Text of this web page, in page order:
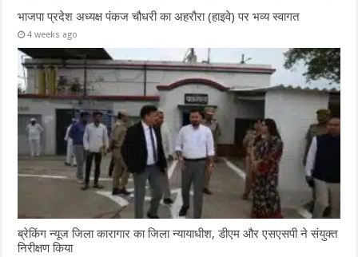
भाजपा प्रदेश अध्यक्ष पंकज चौधरी का अहरौरा (हाइवे) पर भव्य स्वागत
4 weeks ago
ब्रेकिंग न्यूज जिला कारागार का जिला न्यायाधीश, डीएम और एसएसपी ने संयुक्त
निरीक्षण किया